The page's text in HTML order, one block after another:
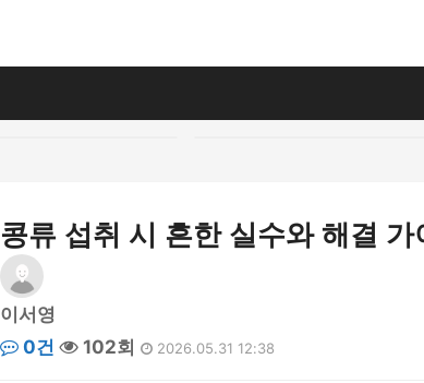
콩류 섭취 시 흔한 실수와 해결 가
이서영
0건
102회 2026.05.31 12:38